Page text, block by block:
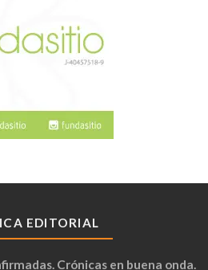
EDITORIAL
Crónicas en buena onda.